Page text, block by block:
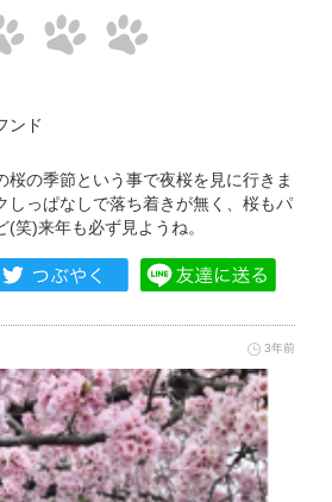
ンド
桜の季節という事で夜桜を見に行きま
しっぱなしで落ち着きが無く、桜もパ
笑)来年も必ず見ようね。
3年前